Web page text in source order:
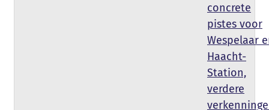
concrete
pistes voor
Wespelaar
Haacht-
Station,
verdere